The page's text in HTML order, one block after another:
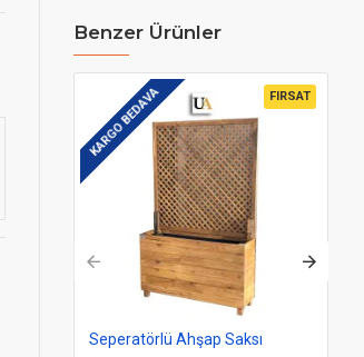
Benzer Ürünler
FIRSAT
KARGO BEDAVA
Seperatörlü Ahşap Saksı